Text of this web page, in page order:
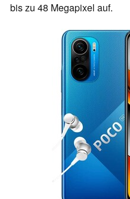
bis zu 48 Megapixel auf.